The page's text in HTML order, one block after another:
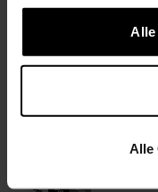
Alle
Alle
Layer Tank
(115)
-20 %